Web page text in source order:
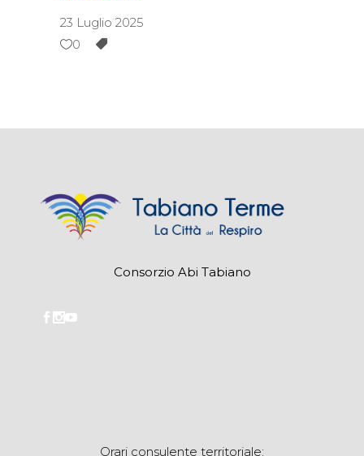
23 Luglio 2025
0
Consorzio Abi Tabiano
Orari consulente territoriale: